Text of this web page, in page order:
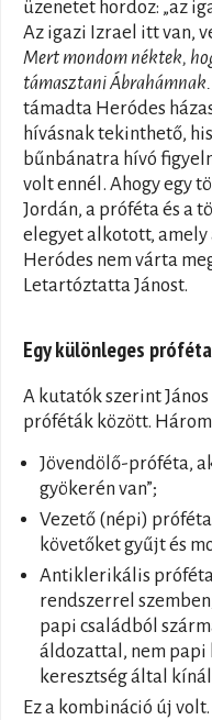
üzenetet hordoz: „az
Az igazi Izrael itt van,
Mert mondom néktek,
támasztani Ábrahámnak.
támadta Heródes
hívásnak tekinthető,
bűnbánatra hívó
volt ennél. Ahogy egy
Jordán, a próféta és a
elegyet alkotott, amely
Heródes nem várta
Letartóztatta Jánost.
Egy különleges
A kutatók szerint
próféták között.
Jövendölő-próféta,
gyökerén van”;
Vezető (népi)
követőket gyűjt és
Antiklerikális
rendszerrel
papi családból
áldozattal, nem papi
keresztség által
Ez a kombináció új